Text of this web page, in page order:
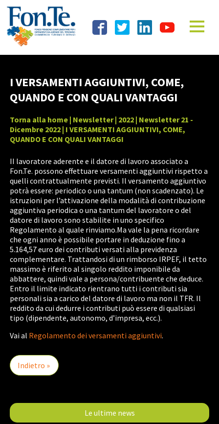
Le ultime news
I VERSAMENTI AGGIUNTIVI, COME,
QUANDO E CON QUALI VANTAGGI
Torna alla home | Newsletter| 2022 | Newsletter 21 -
Dicembre 2022 | I VERSAMENTI AGGIUNTIVI, COME,
QUANDO E CON QUALI VANTAGGI
II lavoratore aderente e il datore di lavoro associato a
Fon.Te. possono effettuare versamenti aggiuntivi rispetto a
quelli contrattualmente previsti. Il versamento aggiuntivo
potrà essere: periodico o una tantum (non scadenzato). Le
istruzioni per l’attivazione della modalità di contribuzione
aggiuntiva periodica o una tantum del lavoratore o del
datore di lavoro sono stabilite in uno specifico
Regolamento al quale rinviamo.Ma vale la pena ricordare
che ogni anno è possibile portare in deduzione fino a
5.164,57 euro dei contributi versati alla previdenza
complementare. Trattandosi di un rimborso IRPEF, il tetto
massimo è riferito al singolo reddito imponibile da
abbattere, quindi vale a persona/contribuente che deduce.
Entro il limite indicato rientrano tutti i contributi sia
personali sia a carico del datore di lavoro ma non il TFR. Il
reddito da cui dedurre i contributi può essere di qualsiasi
tipo (dipendente, autonomo, d’impresa, ecc.).
Vai al Regolamento dei versamenti aggiuntivi.
Indietro »